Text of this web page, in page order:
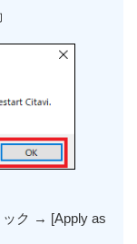
ック → [Apply as